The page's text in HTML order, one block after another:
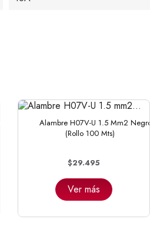
Alambre H07V-U 1.5 Mm2 Negro
(Rollo 100 Mts)
$29.495
Ver más